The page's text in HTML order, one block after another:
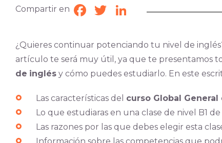
Compartir en Facebook
TwitterLinkedIn
¿Quieres continuar potenciando tu nivel de
artículo te será muy útil, ya que te presentamos
de inglésy cómo puedes estudiarlo. En este
Las características del curso Global
Lo que estudiaras en una clase de nivel B1
Las razones por las que debes elegir esta